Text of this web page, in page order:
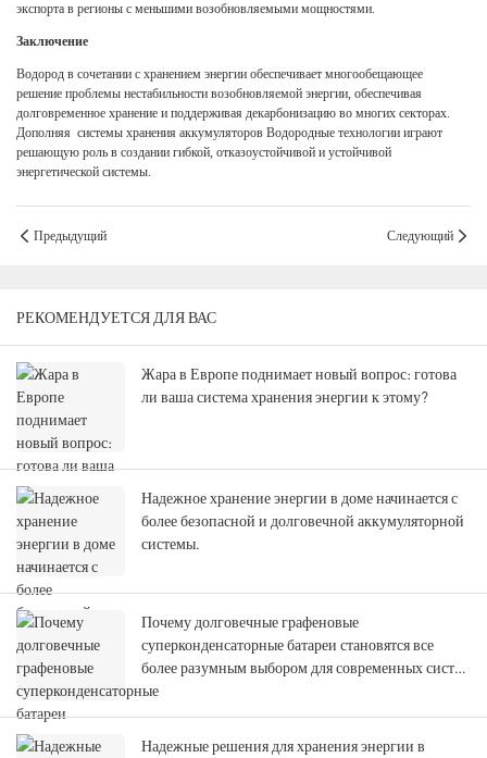
экспорта в регионы с меньшими возобновляемыми мощностями.
Заключение
Водород в сочетании с хранением энергии обеспечивает многообещающее
решение проблемы нестабильности возобновляемой энергии, обеспечивая
долговременное хранение и поддерживая декарбонизацию во многих секторах.
Дополняя системы хранения аккумуляторов Водородные технологии играют
решающую роль в создании гибкой, отказоустойчивой и устойчивой
энергетической системы.
Предыдущий Следующий
РЕКОМЕНДУЕТСЯ ДЛЯ ВАС
Жара в Европе поднимает новый вопрос: готова
ли ваша система хранения энергии к этому?
Надежное хранение энергии в доме начинается с
более безопасной и долговечной аккумуляторной
системы.
Почему долговечные графеновые
суперконденсаторные батареи становятся все
более разумным выбором для современных систем
хранения энергии
Надежные решения для хранения энергии в